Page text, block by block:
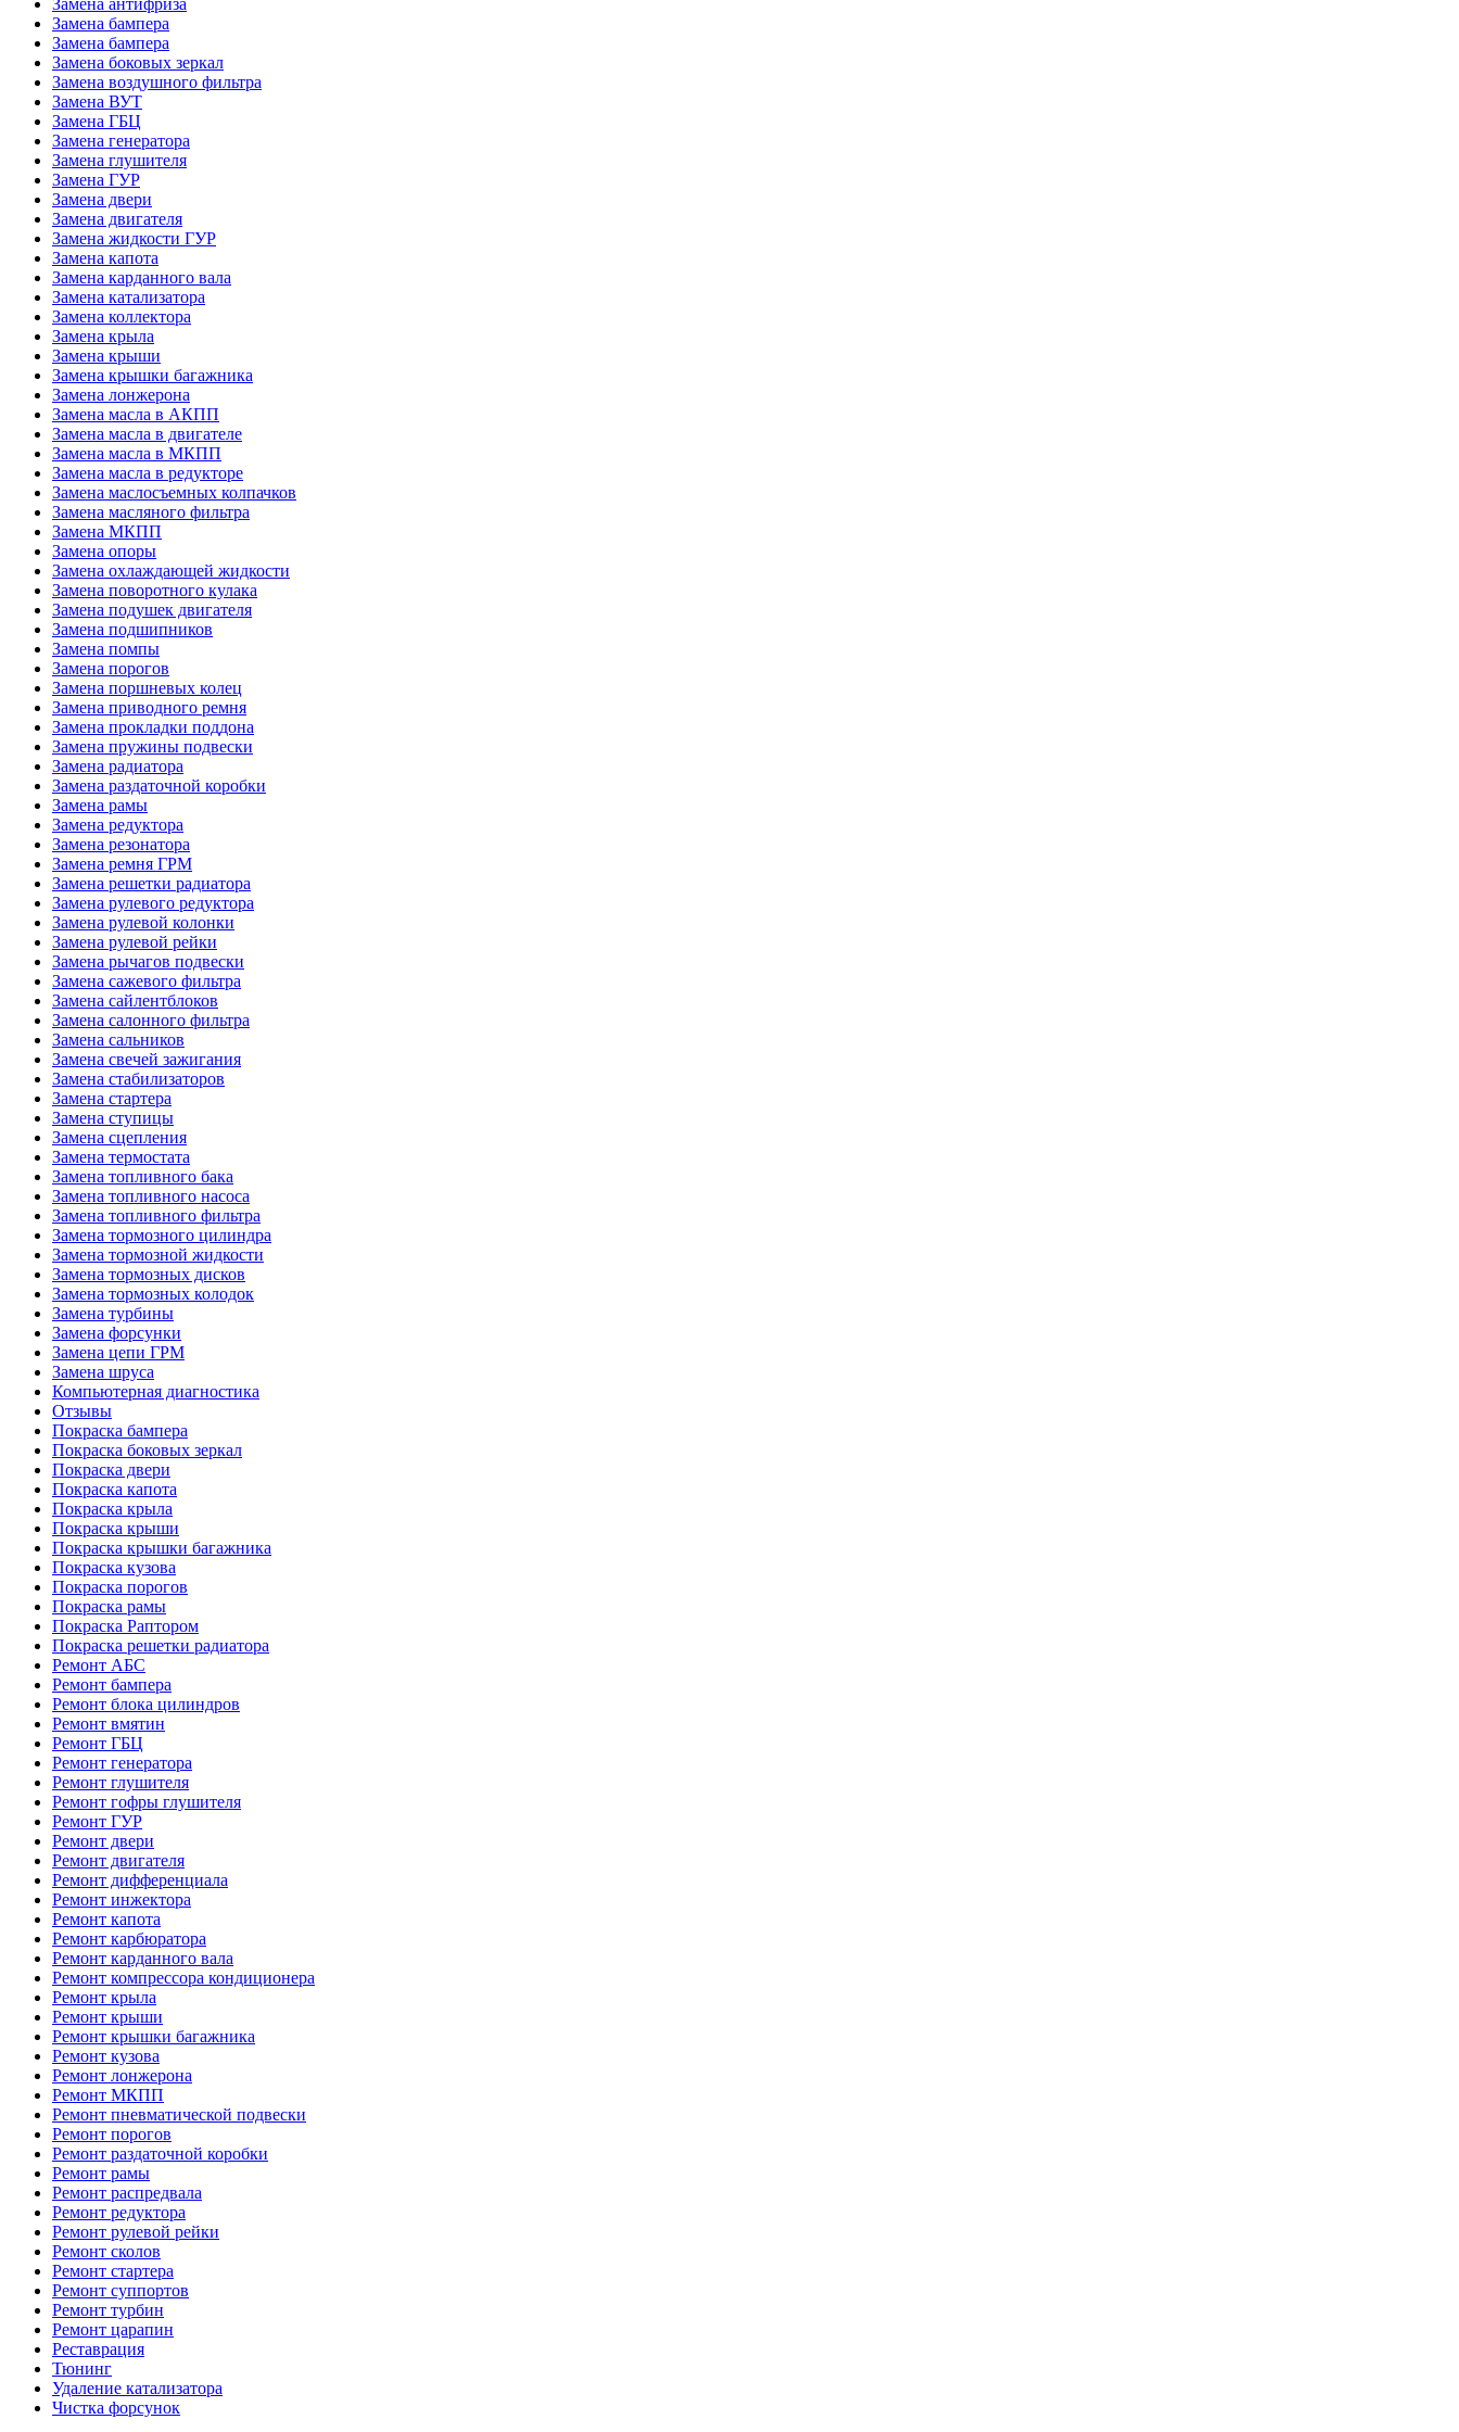
Замена антифриза
Замена бампера
Замена бампера
Замена боковых зеркал
Замена воздушного фильтра
Замена ВУТ
Замена ГБЦ
Замена генератора
Замена глушителя
Замена ГУР
Замена двери
Замена двигателя
Замена жидкости ГУР
Замена капота
Замена карданного вала
Замена катализатора
Замена коллектора
Замена крыла
Замена крыши
Замена крышки багажника
Замена лонжерона
Замена масла в АКПП
Замена масла в двигателе
Замена масла в МКПП
Замена масла в редукторе
Замена маслосъемных колпачков
Замена масляного фильтра
Замена МКПП
Замена опоры
Замена охлаждающей жидкости
Замена поворотного кулака
Замена подушек двигателя
Замена подшипников
Замена помпы
Замена порогов
Замена поршневых колец
Замена приводного ремня
Замена прокладки поддона
Замена пружины подвески
Замена радиатора
Замена раздаточной коробки
Замена рамы
Замена редуктора
Замена резонатора
Замена ремня ГРМ
Замена решетки радиатора
Замена рулевого редуктора
Замена рулевой колонки
Замена рулевой рейки
Замена рычагов подвески
Замена сажевого фильтра
Замена сайлентблоков
Замена салонного фильтра
Замена сальников
Замена свечей зажигания
Замена стабилизаторов
Замена стартера
Замена ступицы
Замена сцепления
Замена термостата
Замена топливного бака
Замена топливного насоса
Замена топливного фильтра
Замена тормозного цилиндра
Замена тормозной жидкости
Замена тормозных дисков
Замена тормозных колодок
Замена турбины
Замена форсунки
Замена цепи ГРМ
Замена шруса
Компьютерная диагностика
Отзывы
Покраска бампера
Покраска боковых зеркал
Покраска двери
Покраска капота
Покраска крыла
Покраска крыши
Покраска крышки багажника
Покраска кузова
Покраска порогов
Покраска рамы
Покраска Раптором
Покраска решетки радиатора
Ремонт АБС
Ремонт бампера
Ремонт блока цилиндров
Ремонт вмятин
Ремонт ГБЦ
Ремонт генератора
Ремонт глушителя
Ремонт гофры глушителя
Ремонт ГУР
Ремонт двери
Ремонт двигателя
Ремонт дифференциала
Ремонт инжектора
Ремонт капота
Ремонт карбюратора
Ремонт карданного вала
Ремонт компрессора кондиционера
Ремонт крыла
Ремонт крыши
Ремонт крышки багажника
Ремонт кузова
Ремонт лонжерона
Ремонт МКПП
Ремонт пневматической подвески
Ремонт порогов
Ремонт раздаточной коробки
Ремонт рамы
Ремонт распредвала
Ремонт редуктора
Ремонт рулевой рейки
Ремонт сколов
Ремонт стартера
Ремонт суппортов
Ремонт турбин
Ремонт царапин
Реставрация
Тюнинг
Удаление катализатора
Чистка форсунок